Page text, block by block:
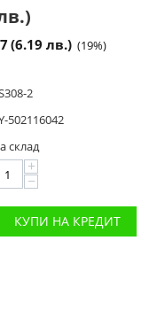
(6.19 лв.) (19%)
2
502116042
склад
+
−
КУПИ НА КРЕДИТ